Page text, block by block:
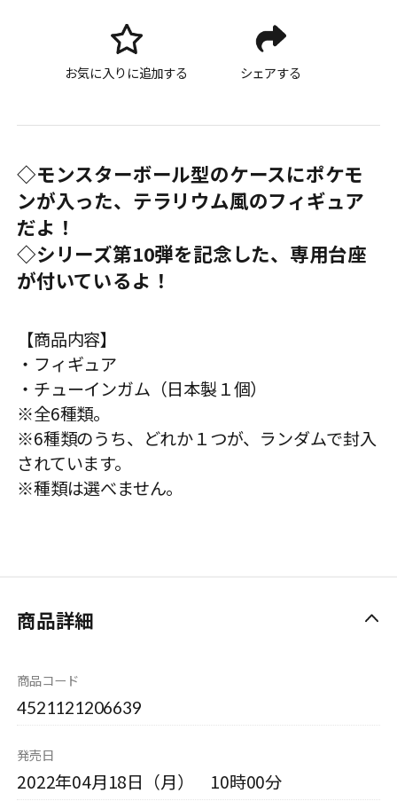
お気に入りに追加する シェアする
◇モンスターボール型のケースにポケモ
ンが入った、テラリウム風のフィギュア
だよ！
◇シリーズ第10弾を記念した、専用台座
が付いているよ！
【商品内容】
・フィギュア
・チューインガム（日本製１個）
※全6種類。
※6種類のうち、どれか１つが、ランダムで封入
されています。
※種類は選べません。
商品詳細
商品コード
4521121206639
発売日
2022年04月18日（月） 10時00分